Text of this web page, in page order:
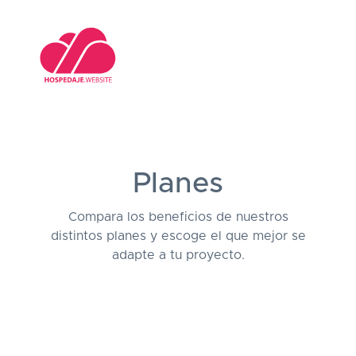
Planes
Compara los beneficios de nuestros
distintos planes y escoge el que mejor se
adapte a tu proyecto.